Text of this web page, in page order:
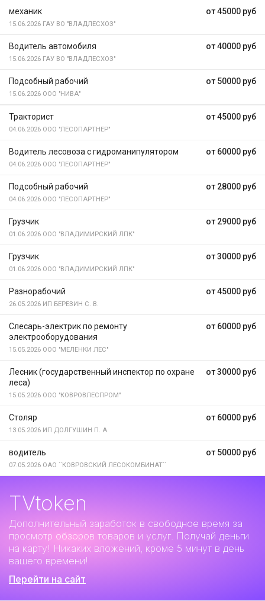
от 45000 руб
механик
15.06.2026 ГАУ ВО "ВЛАДЛЕСХОЗ"
от 40000 руб
Водитель автомобиля
15.06.2026 ГАУ ВО "ВЛАДЛЕСХОЗ"
от 50000 руб
Подсобный рабочий
15.06.2026 ООО "НИВА"
от 45000 руб
Тракторист
04.06.2026 ООО "ЛЕСОПАРТНЕР"
от 60000 руб
Водитель лесовоза с гидроманипулятором
04.06.2026 ООО "ЛЕСОПАРТНЕР"
от 28000 руб
Подсобный рабочий
04.06.2026 ООО "ЛЕСОПАРТНЕР"
от 29000 руб
Грузчик
01.06.2026 ООО "ВЛАДИМИРСКИЙ ЛПК"
от 30000 руб
Грузчик
01.06.2026 ООО "ВЛАДИМИРСКИЙ ЛПК"
от 45000 руб
Разнорабочий
26.05.2026 ИП БЕРЕЗИН С. В.
от 60000 руб
Слесарь-электрик по ремонту
электрооборудования
15.05.2026 ООО "МЕЛЕНКИ ЛЕС"
от 30000 руб
Лесник (государственный инспектор по охране
леса)
15.05.2026 ООО "КОВРОВЛЕСПРОМ"
от 60000 руб
Столяр
13.05.2026 ИП ДОЛГУШИН П. А.
от 50000 руб
водитель
07.05.2026 ОАО ``КОВРОВСКИЙ ЛЕСОКОМБИНАТ``
TVtoken
Дополнительный заработок в свободное время за
просмотр обзоров товаров и услуг. Получай деньги
на карту! Никаких вложений, кроме 5 минут в день
вашего времени!
Перейти на сайт